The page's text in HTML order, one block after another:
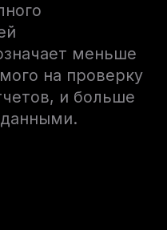
меньше
на проверку
и больше